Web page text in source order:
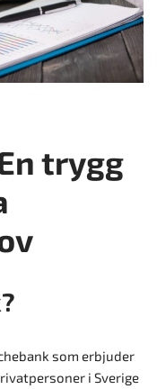
trygg
som erbjuder
i Sverige